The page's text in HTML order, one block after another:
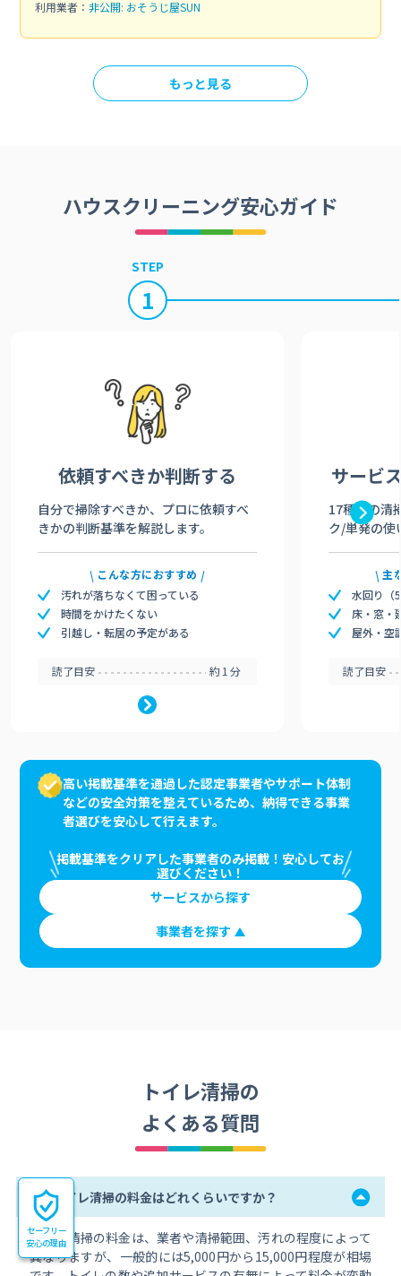
利用業者： 非公開: おそうじ屋SUN
もっと見る
ハウスクリーニング安心ガイド
STEP
1
依頼すべきか判断する
自分で掃除すべきか、プロに依頼すべ
きかの判断基準を解説します。
こんな方におすすめ
汚れが落ちなくて困っている
時間をかけたくない
引越し・転居の予定がある
読了目安 約1分
サービ
17種類の清
ク/単発の使
主
水回り（
床・窓・
屋外・空
読了目安
高い掲載基準を通過した認定事業者やサポート体制
などの安全対策を整えているため、納得できる事業
者選びを安心して行えます。
掲載基準をクリアした事業者のみ掲載！安心してお
選びください！
サービスから探す
事業者を探す
トイレ清掃の
よくある質問
Q. トイレ清掃の料金はどれくらいですか？
トイレ清掃の料金は、業者や清掃範囲、汚れの程度によって
異なりますが、一般的には5,000円から15,000円程度が相場
セーフリー
安心の理由